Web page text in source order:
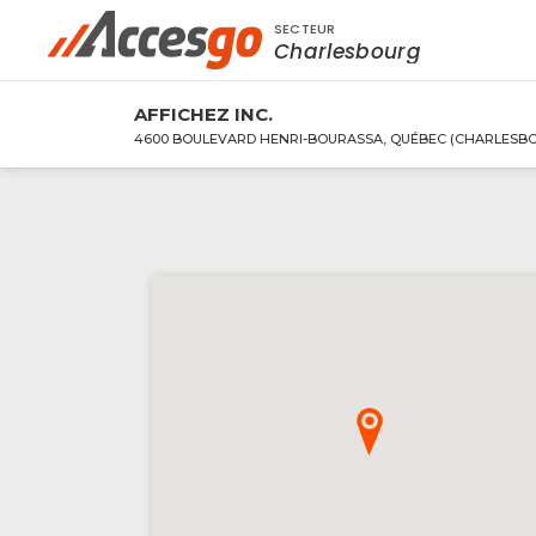
Rechercher à proximité - Entreprise /
SECTEUR
Charlesbourg
AFFICHEZ INC.
4600 BOULEVARD HENRI-BOURASSA, QUÉBEC